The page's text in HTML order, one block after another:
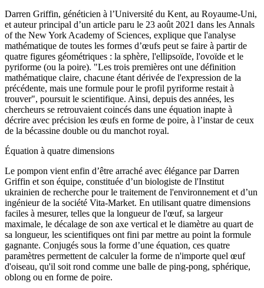
Darren Griffin, généticien à l’Université du Kent, au Royaume-Uni,
et auteur principal d’un article paru le 23 août 2021 dans les Annals
of the New York Academy of Sciences, explique que l'analyse
mathématique de toutes les formes d’œufs peut se faire à partir de
quatre figures géométriques : la sphère, l'ellipsoïde, l'ovoïde et le
pyriforme (ou la poire). "Les trois premières ont une définition
mathématique claire, chacune étant dérivée de l'expression de la
précédente, mais une formule pour le profil pyriforme restait à
trouver", poursuit le scientifique. Ainsi, depuis des années, les
chercheurs se retrouvaient coincés dans une équation inapte à
décrire avec précision les œufs en forme de poire, à l’instar de ceux
de la bécassine double ou du manchot royal.
Équation à quatre dimensions
Le pompon vient enfin d’être arraché avec élégance par Darren
Griffin et son équipe, constituée d’un biologiste de l'Institut
ukrainien de recherche pour le traitement de l'environnement et d’un
ingénieur de la société Vita-Market. En utilisant quatre dimensions
faciles à mesurer, telles que la longueur de l'œuf, sa largeur
maximale, le décalage de son axe vertical et le diamètre au quart de
sa longueur, les scientifiques ont fini par mettre au point la formule
gagnante. Conjugés sous la forme d’une équation, ces quatre
paramètres permettent de calculer la forme de n'importe quel œuf
d'oiseau, qu'il soit rond comme une balle de ping-pong, sphérique,
oblong ou en forme de poire.